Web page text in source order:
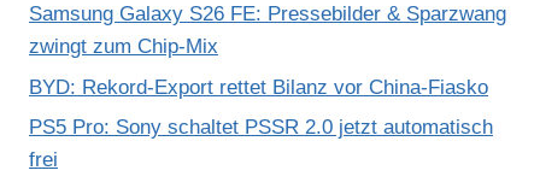
Samsung Galaxy S26 FE: Pressebilder & Sparzwang
zwingt zum Chip-Mix
BYD: Rekord-Export rettet Bilanz vor China-Fiasko
PS5 Pro: Sony schaltet PSSR 2.0 jetzt automatisch
frei